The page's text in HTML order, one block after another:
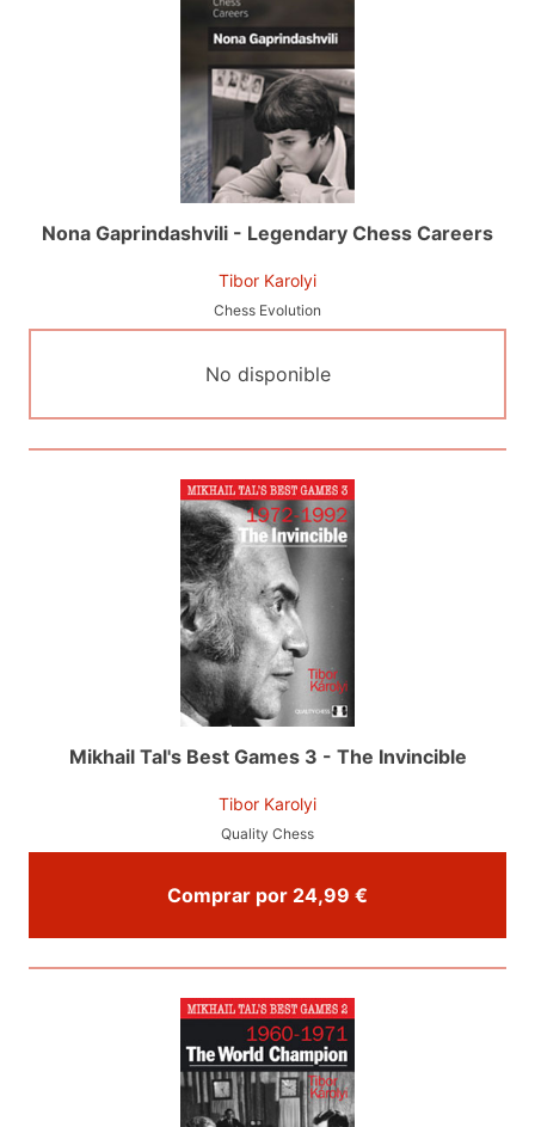
Nona Gaprindashvili - Legendary Chess Careers
Tibor Karolyi
Chess Evolution
No disponible
Mikhail Tal's Best Games 3 - The Invincible
Tibor Karolyi
Quality Chess
Comprar por 24,99 €